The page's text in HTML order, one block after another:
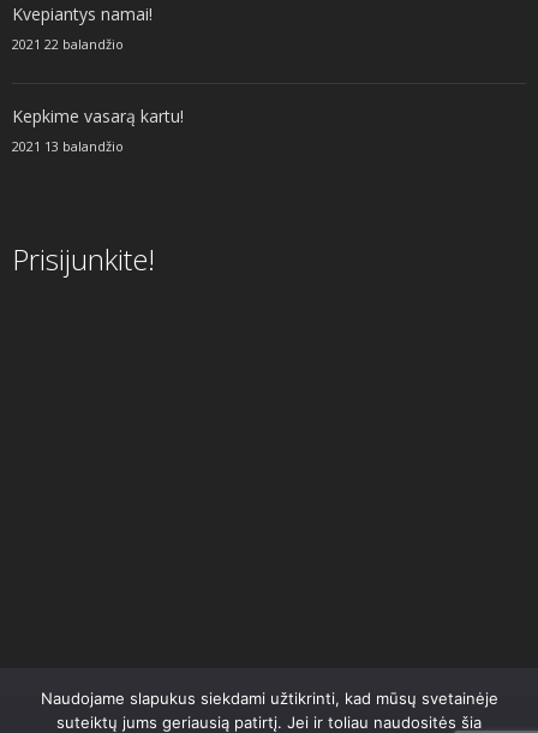
Kvepiantys namai!
2021 22 balandžio
Kepkime vasarą kartu!
2021 13 balandžio
Prisijunkite!
Naudojame slapukus siekdami užtikrinti, kad mūsų svetainėje
suteiktų jums geriausią patirtį. Jei ir toliau naudositės šia